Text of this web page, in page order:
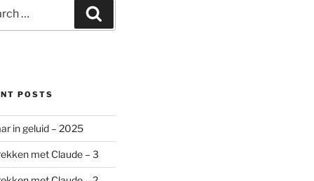
POSTS
in geluid – 2025
met Claude – 3